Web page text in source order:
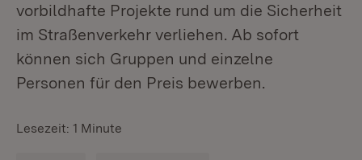
vorbildhafte Projekte rund um die Sicherheit
im Straßenverkehr verliehen. Ab sofort
können sich Gruppen und einzelne
Personen für den Preis bewerben.
Lesezeit: 1 Minute